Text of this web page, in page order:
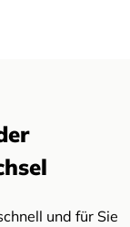
und für Sie